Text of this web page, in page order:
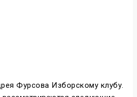
Фурсова Изборскому клубу.